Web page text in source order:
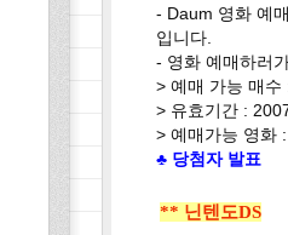
- Daum 영화 예
입니다.
- 영화 예매하러
> 예매 가능 매수
> 유효기간 :
> 예매가능 영화
♣ 당첨자 발표
** 닌텐도DS